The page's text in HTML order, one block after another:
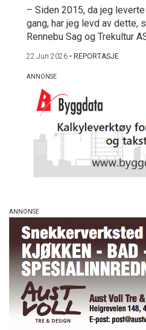
– Siden 2015, da jeg
gang, har jeg levd av dette,
Rennebu Sag og Trekultur
22 Jun 2026 • REPORTASJE